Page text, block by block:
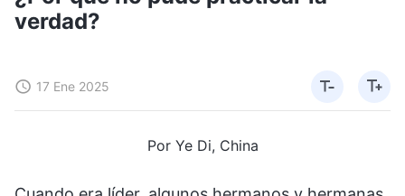
verdad?
17 Ene 2025
Por Ye Di, China